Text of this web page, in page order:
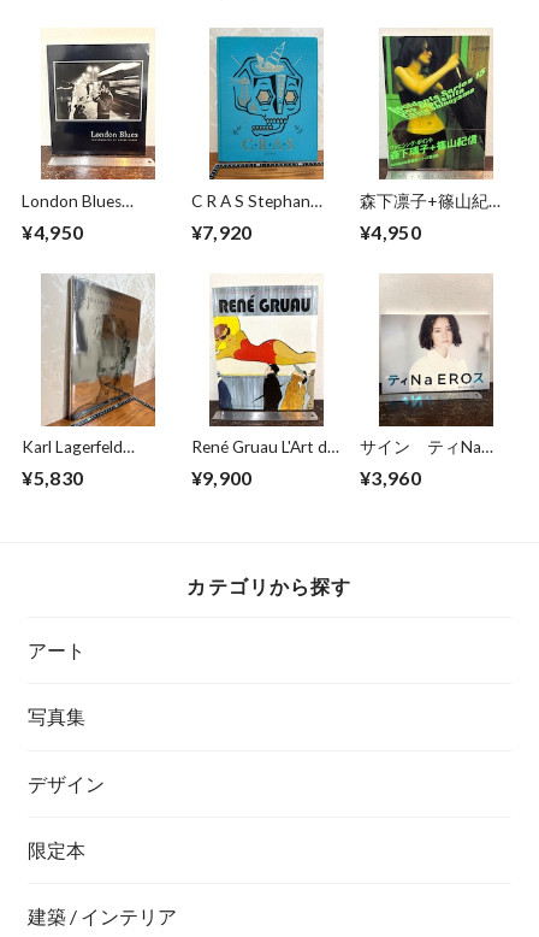
London Blues
¥4,950
C R A S Stephan
¥7,920
森下凛子+篠山紀
¥4,950
Karl Lagerfeld
VISIONS AND A
¥5,830
René Gruau L'Art de
of Advertising
¥9,900
サイン ティNa
玉城ティナ 篠山紀
¥3,960
カテゴリから探す
アート
写真集
デザイン
限定本
建築 / インテリア